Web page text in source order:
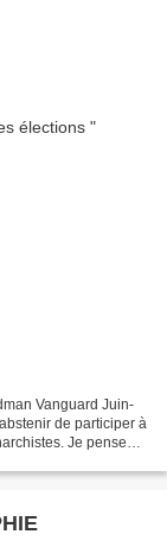
Vanguard Juin-
de participer à
Je pense